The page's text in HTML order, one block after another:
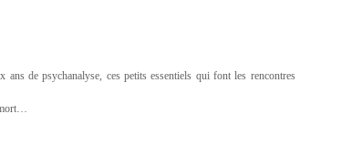
de psychanalyse, ces petits essentiels qui font les rencontres